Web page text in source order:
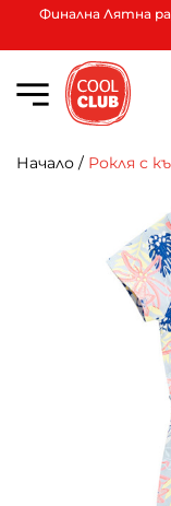
Финална Лятна
Начало / Рокля с